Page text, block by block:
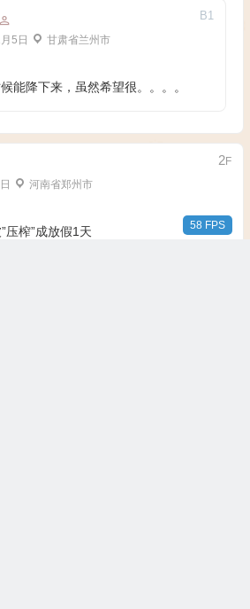
5日 甘肃省兰州市
B1
能降下来，虽然希望很。。。。
河南省郑州市
2F
压榨”成放假1天 58 FPS